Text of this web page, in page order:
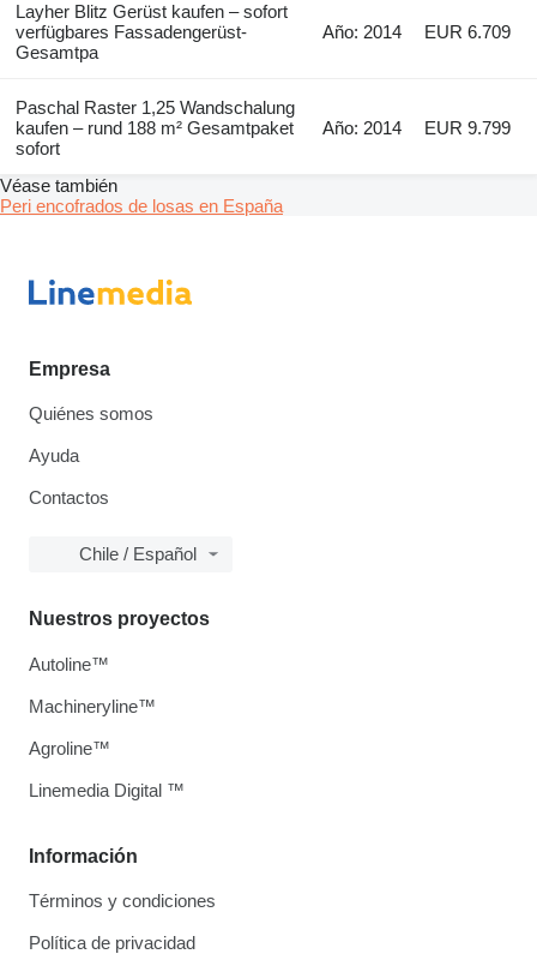
Layher Blitz Gerüst kaufen – sofort
verfügbares Fassadengerüst-
Gesamtpa
Año: 2014 EUR 6.709
Paschal Raster 1,25 Wandschalung
kaufen – rund 188 m² Gesamtpaket
sofort
Año: 2014 EUR 9.799
Véase también
Peri encofrados de losas en España
Empresa
Quiénes somos
Ayuda
Contactos
Chile / Español
Información
Términos y condiciones
Política de privacidad
Nuestros proyectos
Autoline™
Machineryline™
Agroline™
Linemedia Digital ™